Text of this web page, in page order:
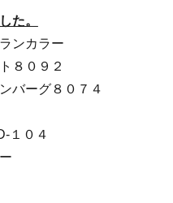
た。
ンカラー
８０９２
バーグ８０７４
１０４